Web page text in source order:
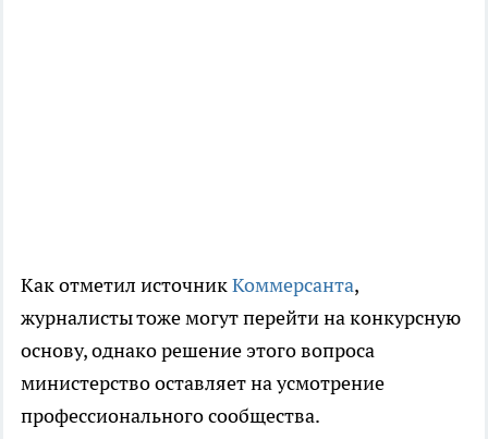
Как отметил источникКоммерсанта,
журналисты тоже могут перейти на конкурсную
основу, однако решение этого вопроса
министерство оставляет на усмотрение
профессионального сообщества.